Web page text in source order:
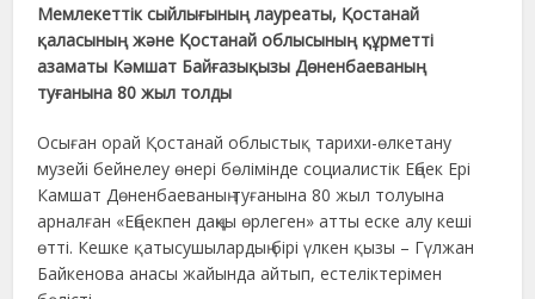
Мемлекеттік сыйлығының лауреаты, Қостанай
қаласының және Қостанай облысының құрметті
азаматы Кәмшат Байғазықызы Дөненбаеваның
туғанына 80 жыл толды
Осыған орай Қостанай облыстық тарихи-өлкетану
музейі бейнелеу өнері бөлімінде социалистік Еңбек Ері
Камшат Дөненбаеваның туғанына 80 жыл толуына
арналған «Еңбекпен даңқы өрлеген» атты еске алу кеші
өтті. Кешке қатысушылардың бірі үлкен қызы – Гүлжан
Байкенова анасы жайында айтып, естеліктерімен